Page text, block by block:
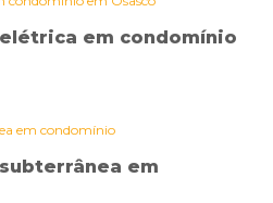
em condomínio
em